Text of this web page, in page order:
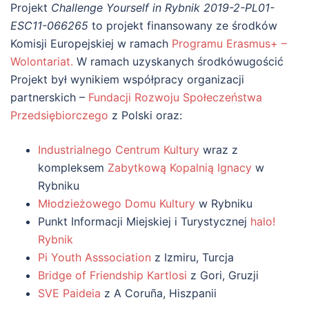
Projekt Challenge Yourself in Rybnik 2019-2-PL01-
ESC11-066265 to projekt finansowany ze środków
Komisji Europejskiej w ramach Programu Erasmus+ –
Wolontariat. W ramach uzyskanych środkówugościć
Projekt był wynikiem współpracy organizacji
partnerskich – Fundacji Rozwoju Społeczeństwa
Przedsiębiorczego z Polski oraz:
Industrialnego Centrum Kultury wraz z
kompleksem Zabytkową Kopalnią Ignacy w
Rybniku
Młodzieżowego Domu Kultury w Rybniku
Punkt Informacji Miejskiej i Turystycznej halo!
Rybnik
Pi Youth Asssociation z Izmiru, Turcja
Bridge of Friendship Kartlosi z Gori, Gruzji
SVE Paideia z A Coruña, Hiszpanii